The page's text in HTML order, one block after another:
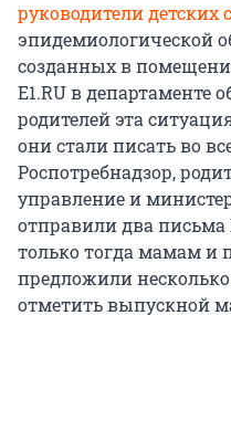
руководители детских
эпидемиологической
созданных в
E1.RU в департаменте
родителей эта
они стали писать во
Роспотребнадзор,
управление и
отправили два
только тогда мамам и
предложили
отметить выпускной